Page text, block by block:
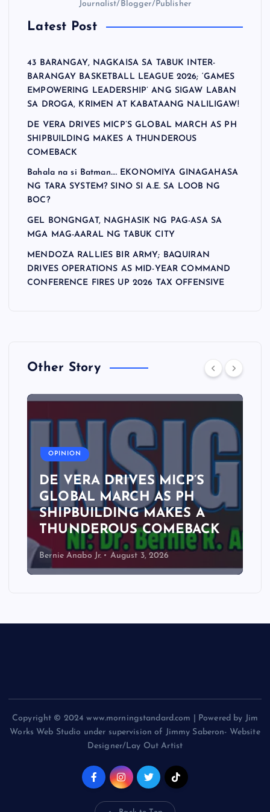
Journalist/Blogger/Publisher
Latest Post
43 BARANGAY, NAGKAISA SA TABUK INTER-
BARANGAY BASKETBALL LEAGUE 2026; ‘GAMES
EMPOWERING LEADERSHIP’ ANG SIGAW LABAN
SA DROGA, KRIMEN AT KABATAANG NALILIGAW!
DE VERA DRIVES MICP’S GLOBAL MARCH AS PH
SHIPBUILDING MAKES A THUNDEROUS
COMEBACK
Bahala na si Batman…. EKONOMIYA GINAGAHASA
NG TARA SYSTEM? SINO SI A.E. SA LOOB NG
BOC?
GEL BONGNGAT, NAGHASIK NG PAG-ASA SA
MGA MAG-AARAL NG TABUK CITY
MENDOZA RALLIES BIR ARMY; BAQUIRAN
DRIVES OPERATIONS AS MID-YEAR COMMAND
CONFERENCE FIRES UP 2026 TAX OFFENSIVE
Other Story
OPINION
DE VERA DRIVES MICP’S
GLOBAL MARCH AS PH
SHIPBUILDING MAKES A
THUNDEROUS COMEBACK
Bernie Anabo Jr. August 3, 2026
Copyright © 2024 www.morningstandard.com | Powered by Jim
Works Web Studio under supervision of Jimmy Saberon- Website
Designer/Lay Out Artist